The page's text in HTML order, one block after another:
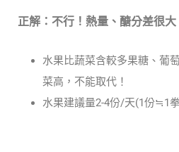
正解：不行！熱量、醣分差很大
水果比蔬菜含較多果糖、葡
菜高，不能取代！
水果建議量2-4份/天(1份≒1